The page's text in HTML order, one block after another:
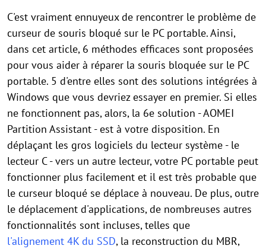
C'est vraiment ennuyeux de rencontrer le problème de
curseur de souris bloqué sur le PC portable. Ainsi,
dans cet article, 6 méthodes efficaces sont proposées
pour vous aider à réparer la souris bloquée sur le PC
portable. 5 d'entre elles sont des solutions intégrées à
Windows que vous devriez essayer en premier. Si elles
ne fonctionnent pas, alors, la 6e solution - AOMEI
Partition Assistant - est à votre disposition. En
déplaçant les gros logiciels du lecteur système - le
lecteur C - vers un autre lecteur, votre PC portable peut
fonctionner plus facilement et il est très probable que
le curseur bloqué se déplace à nouveau. De plus, outre
le déplacement d'applications, de nombreuses autres
fonctionnalités sont incluses, telles que
l'alignement 4K du SSD, la reconstruction du MBR,